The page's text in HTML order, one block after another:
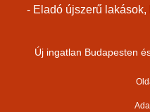
- Eladó újszerű lakások,
Új ingatlan Budapesten